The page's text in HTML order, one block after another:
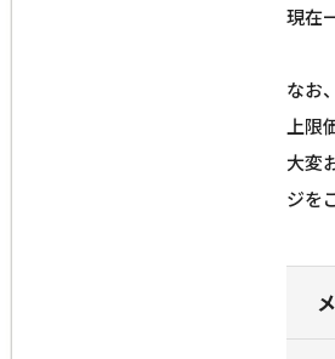
現在
なお
上限
大変
ジを